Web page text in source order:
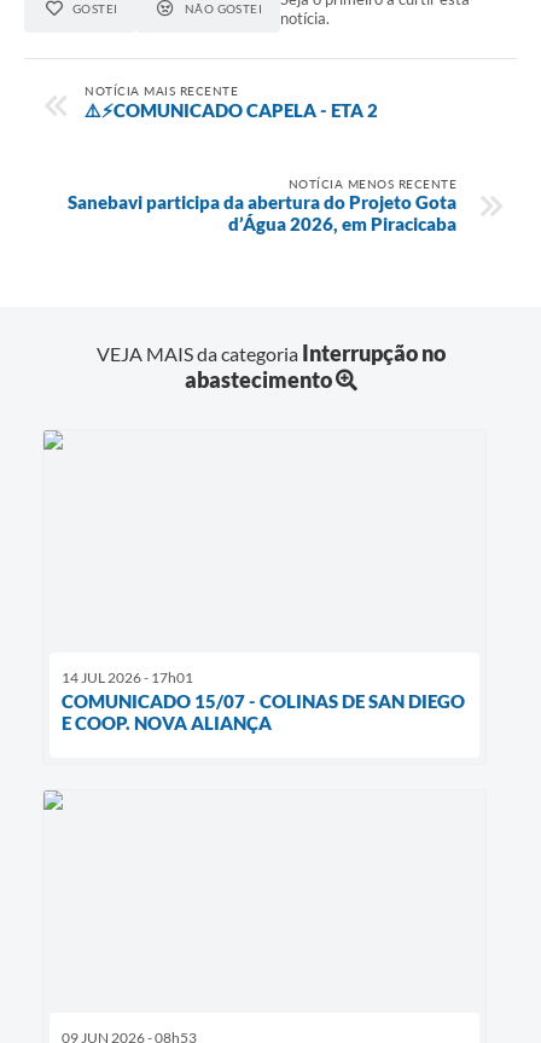
GOSTEI NÃO GOSTEI
notícia.
NOTÍCIA MAIS RECENTE
⚠️⚡COMUNICADO CAPELA - ETA 2
NOTÍCIA MENOS RECENTE
Sanebavi participa da abertura do Projeto Gota
d’Água 2026, em Piracicaba
VEJA MAIS da categoria Interrupção no
abastecimento
14 JUL 2026 - 17h01
COMUNICADO 15/07 - COLINAS DE SAN DIEGO
E COOP. NOVA ALIANÇA
09 JUN 2026 - 08h53